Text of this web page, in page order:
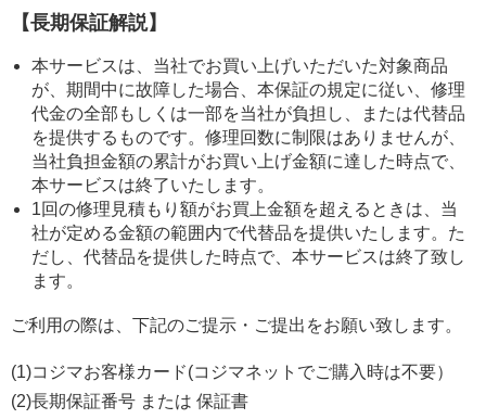
【長期保証解説】
本サービスは、当社でお買い上げいただいた対象商品
が、期間中に故障した場合、本保証の規定に従い、修理
代金の全部もしくは一部を当社が負担し、または代替品
を提供するものです。修理回数に制限はありませんが、
当社負担金額の累計がお買い上げ金額に達した時点で、
本サービスは終了いたします。
1回の修理見積もり額がお買上金額を超えるときは、当
社が定める金額の範囲内で代替品を提供いたします。た
だし、代替品を提供した時点で、本サービスは終了致し
ます。
ご利用の際は、下記のご提示・ご提出をお願い致します。
(1)コジマお客様カード(コジマネットでご購入時は不要）
(2)長期保証番号 または 保証書